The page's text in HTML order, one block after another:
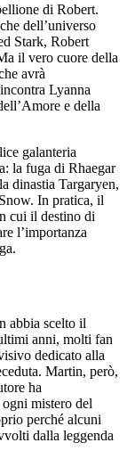
di Robert.
dell’universo
Stark, Robert
il vero cuore della
avrà
Lyanna
e della
galanteria
la fuga di Rhaegar
dinastia Targaryen,
In pratica, il
cui il destino di
l’importanza
abbia scelto il
anni, molti fan
dedicato alla
Martin, però,
ha
mistero del
perché alcuni
dalla leggenda